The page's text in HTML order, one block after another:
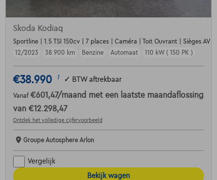
Skoda Kodiaq
Sportline | 1.5 TSI 150cv | 7 places | Caméra | Toit Ouvrant | Sièges AV
12/2023
38.900 km Benzine Automaat 110 kW ( 150 PK )
€38.990 1 ✓ BTW aftrekbaar
Vanaf €601,47/maand met een laatste maandaflossing
van €12.298,47
Ontdek het volledige cijfervoorbeeld
Groupe Autosphere Arlon
Vergelijk
Bekijk wagen